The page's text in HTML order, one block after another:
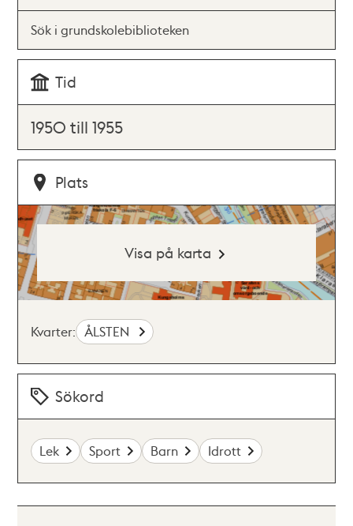
Sök i grundskolebiblioteken
Tid
1950 till 1955
Plats
Visa på karta
Kvarter: ÅLSTEN
Sökord
Lek Sport Barn Idrott